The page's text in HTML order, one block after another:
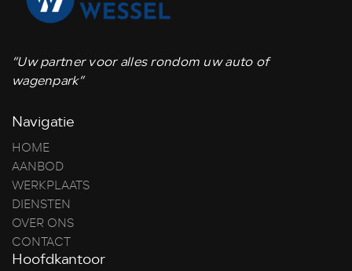
“Uw partner voor alles rondom uw auto of
wagenpark”
Navigatie
HOME
AANBOD
WERKPLAATS
DIENSTEN
OVER ONS
CONTACT
Hoofdkantoor